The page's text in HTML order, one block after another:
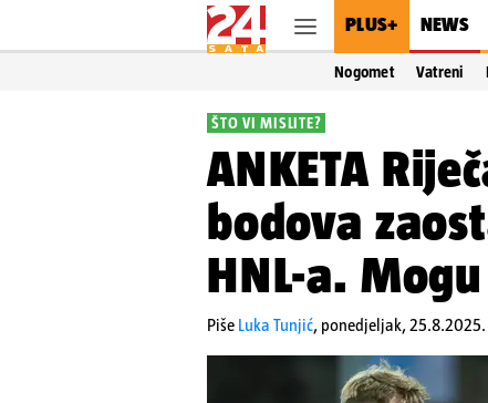
PLUS+ NEWS
Nogomet Vatreni
ŠTO VI MISLITE?
ANKETA
bodova
HNL-a.
Piše Luka Tunjić, ponedjeljak, 25.8.2025.